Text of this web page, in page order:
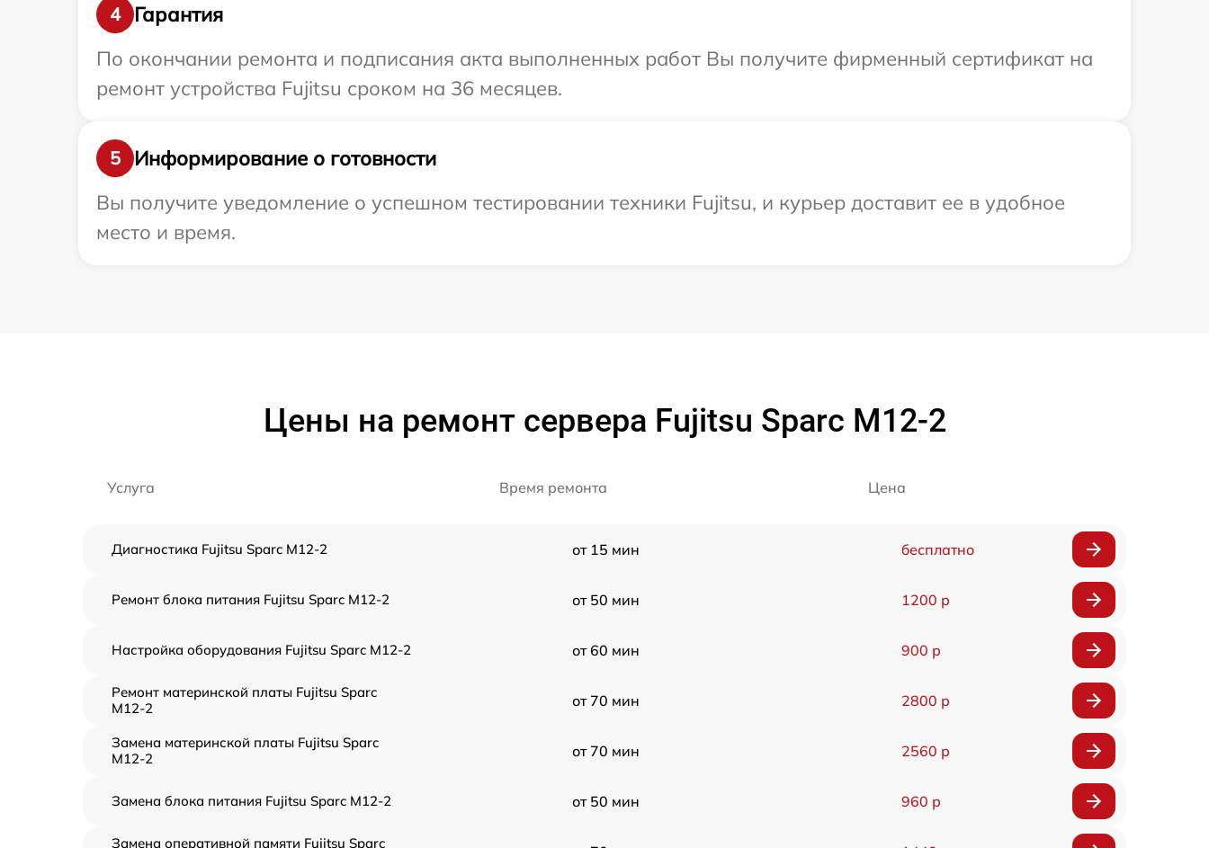
4
Гарантия
По окончании ремонта и подписания акта выполненных работ Вы получите фирменный сертификат на
ремонт устройства Fujitsu сроком на 36 месяцев.
5
Информирование о готовности
Вы получите уведомление о успешном тестировании техники Fujitsu, и курьер доставит ее в удобное
место и время.
Цены на ремонт сервера Fujitsu Sparc M12-2
Услуга Время ремонта Цена
Диагностика Fujitsu Sparc M12-2 от 15 мин бесплатно
Ремонт блока питания Fujitsu Sparc M12-2 от 50 мин 1200 р
Настройка оборудования Fujitsu Sparc M12-2 от 60 мин 900 р
Ремонт материнской платы Fujitsu Sparc
M12-2
от 70 мин 2800 р
Замена материнской платы Fujitsu Sparc
M12-2
от 70 мин 2560 р
Замена блока питания Fujitsu Sparc M12-2 от 50 мин 960 р
Замена оперативной памяти Fujitsu Sparc